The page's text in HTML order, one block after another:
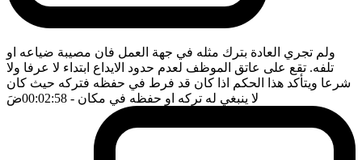
ولم تجري العادة بترك مثله في جهة العمل فان مصيبة ضياعه او
تلفه. تقع على عاتق الموظف لعدم حدود الايداع ابتداء لا عرفا ولا
شرعا ويتأكد هذا الحكم اذا كان قد فرط في حفظه فتركه حيث كان
لا ينبغي له تركه او حفظه في مكان - 00:02:58 ضَ